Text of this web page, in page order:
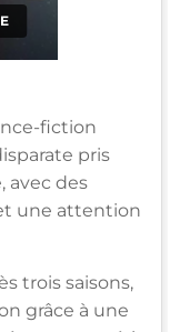
fiction
pris
avec des
une attention
trois saisons,
grâce à une